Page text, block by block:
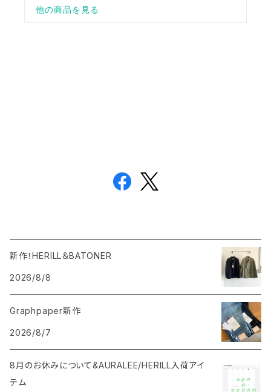
新作！HERILL＆BATONER
2026/8/8
Graphpaper新作
2026/8/7
8月のお休みについて&AURALEE/HERILL入荷アイ
テム